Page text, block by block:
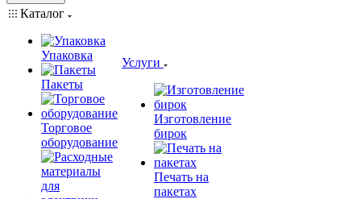
Каталог
Упаковка
Пакеты
Торговое
оборудование
Услуги
Изготовление
бирок
Печать на
пакетах